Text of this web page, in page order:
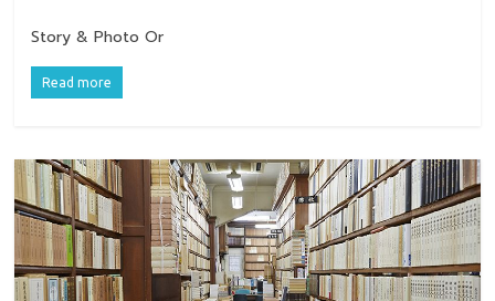
Story & Photo Or
Read more